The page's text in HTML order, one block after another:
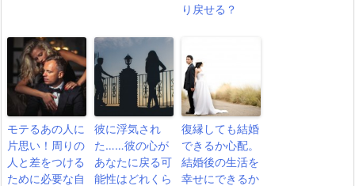
り戻せる？
モテるあの人に
片思い！周りの
人と差をつける
ために必要な自
彼に浮気され
た……彼の心が
あなたに戻る可
能性はどれくら
復縁しても結婚
できるか心配。
結婚後の生活を
幸せにできるか